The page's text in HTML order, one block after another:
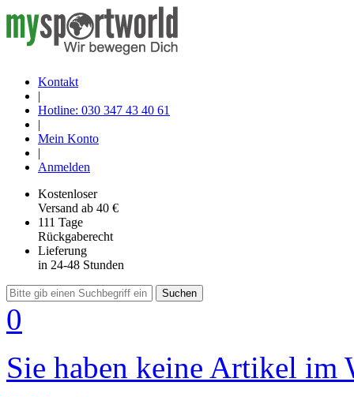
Kontakt
|
Hotline: 030 347 43 40 61
|
Mein Konto
|
Anmelden
Kostenloser
Versand ab 40 €
111 Tage
Rückgaberecht
Lieferung
in 24-48 Stunden
Suchen
0
Sie haben keine Artikel im